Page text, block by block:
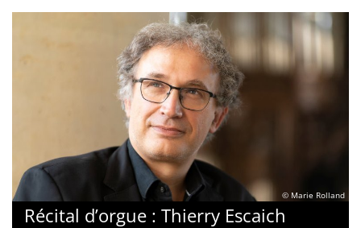
© Marie Rolland
Récital d’orgue : Thierry Escaich